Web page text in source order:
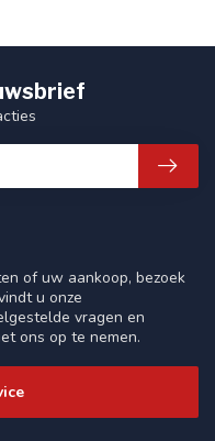
of uw aankoop, bezoek
u onze
vragen en
ons op te nemen.